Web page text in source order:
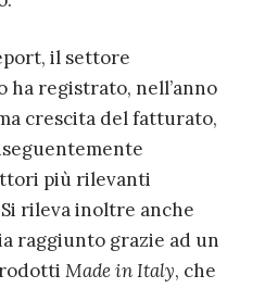
il settore
registrato, nell’anno
crescita del fatturato,
più rilevanti
rileva inoltre anche
raggiunto grazie ad un
Made in Italy, che